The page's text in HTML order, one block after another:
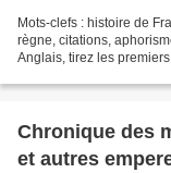
Mots-clefs : histoire de
règne, citations,
Anglais, tirez les
Chronique des
et autres